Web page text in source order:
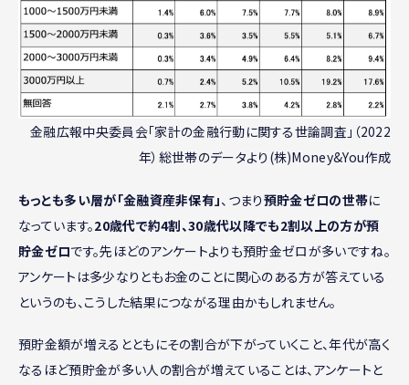
金融広報中央委員会「家計の金融行動に関する世論調査」（2022
年）総世帯のデータより(株)Money&You作成
もっとも多い層が「金融資産非保有」、つまり預貯金ゼロの世帯に
なっています。20歳代で約4割、30歳代以降でも2割以上の方が預
貯金ゼロです。先ほどのアンケートよりも預貯金ゼロが多いですね。
アンケートは多少なりともお金のことに関心のある方が答えている
というのも、こうした結果につながる理由かもしれません。
預貯金額が増えるとともにその割合が下がっていくこと、年代が高く
なるほど預貯金が多い人の割合が増えていることは、アンケートと